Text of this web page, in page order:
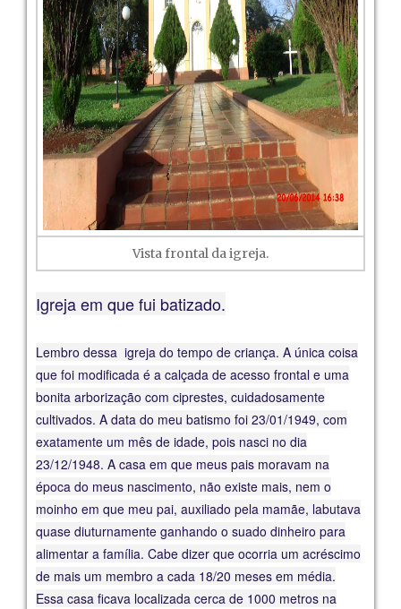
Vista frontal da igreja.
Igreja em que fui batizado.
Lembro dessa igreja do tempo de criança. A única coisa
que foi modificada é a calçada de acesso frontal e uma
bonita arborização com ciprestes, cuidadosamente
cultivados. A data do meu batismo foi 23/01/1949, com
exatamente um mês de idade, pois nasci no dia
23/12/1948. A casa em que meus pais moravam na
época do meus nascimento, não existe mais, nem o
moinho em que meu pai, auxiliado pela mamãe, labutava
quase diuturnamente ganhando o suado dinheiro para
alimentar a família. Cabe dizer que ocorria um acréscimo
de mais um membro a cada 18/20 meses em média.
Essa casa ficava localizada cerca de 1000 metros na